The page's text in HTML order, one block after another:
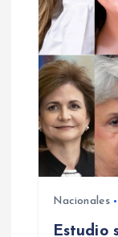
Nacionales
Estudio